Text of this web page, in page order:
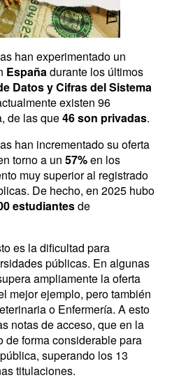
han experimentado un
Españadurante los últimos
Datos y Cifras del Sistema
existen 96
de las que46 son privadas.
han incrementado su oferta
torno a un 57%en los
muy superior al registrado
De hecho, en 2025 hubo
estudiantesde
es la dificultad para
públicas. En algunas
ampliamente la oferta
mejor ejemplo, pero también
o Enfermería. A esto
notas de acceso, que en la
de forma considerable para
superando los 13
titulaciones.